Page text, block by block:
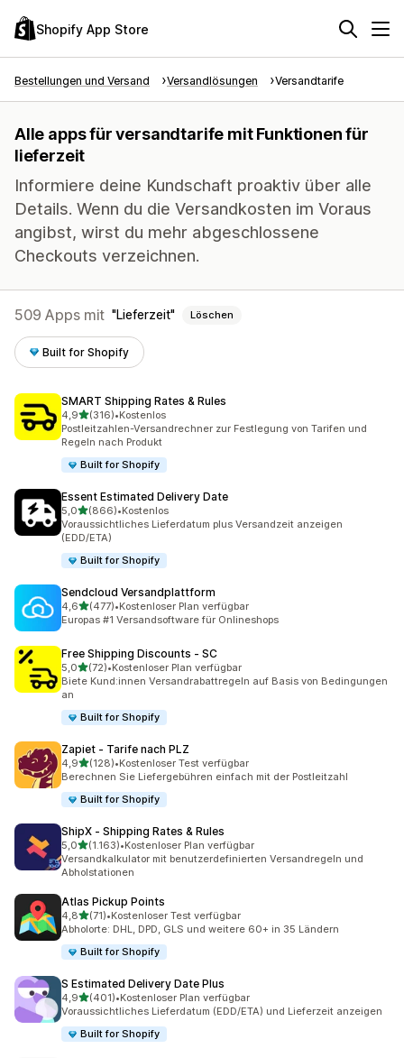
Shopify App Store
Bestellungen und Versand Versandlösungen Versandtarife
Alle apps für versandtarife mit Funktionen für
lieferzeit
Informiere deine Kundschaft proaktiv über alle
Details. Wenn du die Versandkosten im Voraus
angibst, wirst du mehr abgeschlossene
Checkouts verzeichnen.
509 Apps mit Lieferzeit Löschen
Built for Shopify
SMART Shipping Rates & Rules
4,9von 5 Sternen
(316)
316 Rezensionen insgesamt
•Kostenlos
Postleitzahlen-Versandrechner zur Festlegung von Tarifen und
Regeln nach Produkt
Built for Shopify
Essent Estimated Delivery Date
5,0von 5 Sternen
(866)
866 Rezensionen insgesamt
•Kostenlos
Voraussichtliches Lieferdatum plus Versandzeit anzeigen
(EDD/ETA)
Built for Shopify
Sendcloud Versandplattform
4,6von 5 Sternen
(477)
477 Rezensionen insgesamt
•Kostenloser Plan verfügbar
Europas #1 Versandsoftware für Onlineshops
Free Shipping Discounts ‑ SC
5,0von 5 Sternen
(72)
72 Rezensionen insgesamt
•Kostenloser Plan verfügbar
Biete Kund:innen Versandrabattregeln auf Basis von Bedingungen
an
Built for Shopify
Zapiet ‑ Tarife nach PLZ
4,9von 5 Sternen
(128)
128 Rezensionen insgesamt
•Kostenloser Test verfügbar
Berechnen Sie Liefergebühren einfach mit der Postleitzahl
Built for Shopify
ShipX ‑ Shipping Rates & Rules
5,0von 5 Sternen
(1.163)
1163 Rezensionen insgesamt
•Kostenloser Plan verfügbar
Versandkalkulator mit benutzerdefinierten Versandregeln und
Abholstationen
Atlas Pickup Points
4,8von 5 Sternen
(71)
71 Rezensionen insgesamt
•Kostenloser Test verfügbar
Abholorte: DHL, DPD, GLS und weitere 60+ in 35 Ländern
Built for Shopify
S Estimated Delivery Date Plus
4,9von 5 Sternen
(401)
401 Rezensionen insgesamt
•Kostenloser Plan verfügbar
Voraussichtliches Lieferdatum (EDD/ETA) und Lieferzeit anzeigen
Built for Shopify